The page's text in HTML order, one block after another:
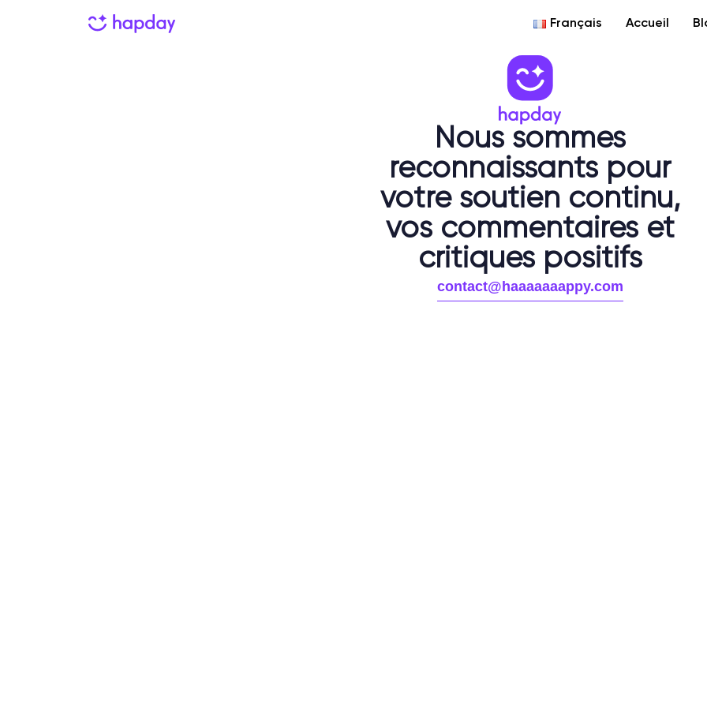
Français Accueil
Nous sommes
reconnaissants pour
votre soutien continu,
vos commentaires et
critiques positifs
contact@haaaaaaappy.com